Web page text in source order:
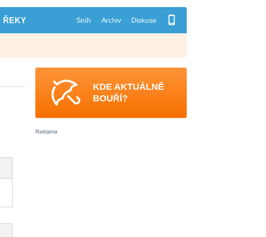
ŘEKY Sníh Archiv Diskuse
KDE AKTUÁLNĚ
BOUŘÍ?